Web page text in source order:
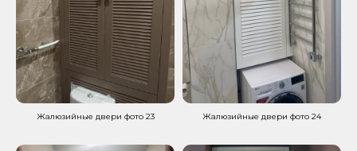
Жалюзийные двери фото 23 Жалюзийные двери фото 24